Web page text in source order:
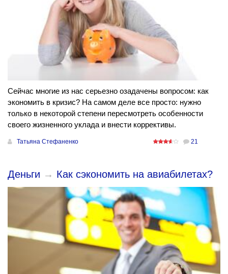
Сейчас многие из нас серьезно озадачены вопросом: как
экономить в кризис? На самом деле все просто: нужно
только в некоторой степени пересмотреть особенности
своего жизненного уклада и внести коррективы.
Татьяна Стефаненко 21
Деньги → Как сэкономить на авиабилетах?